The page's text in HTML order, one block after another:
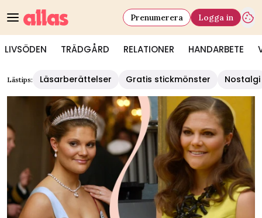
LIVSÖDEN TRÄDGÅRD RELATIONER HANDARBETE
Prenumerera Logga in
Lästips: Läsarberättelser Gratis stickmönster Nostalgi